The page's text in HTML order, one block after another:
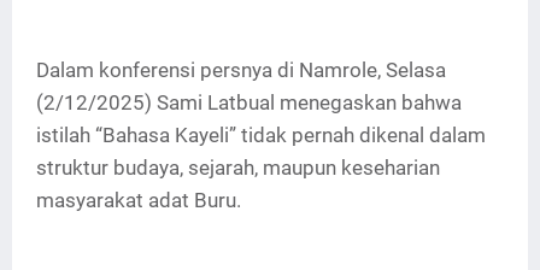
Dalam konferensi persnya di Namrole, Selasa
(2/12/2025) Sami Latbual menegaskan bahwa
istilah “Bahasa Kayeli” tidak pernah dikenal dalam
struktur budaya, sejarah, maupun keseharian
masyarakat adat Buru.